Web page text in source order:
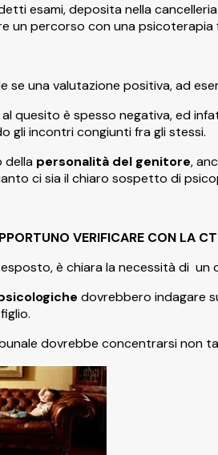
esami, deposita nella
un percorso con una
se una valutazione positiva, ad
quesito è spesso negativa, ed
gli incontri congiunti fra gli stessi.
della personalità del genitore,
ci sia il chiaro sospetto di
VERIFICARE CON LA
è chiara la necessità di
dovrebbero indagare
dovrebbe concentrarsi non